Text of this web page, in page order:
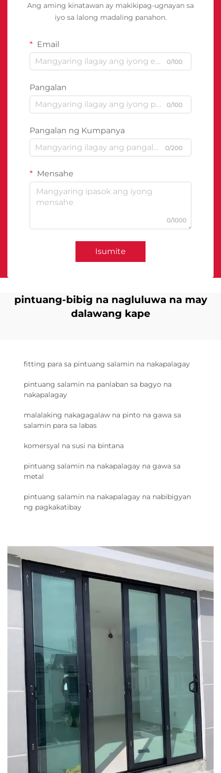
Ang aming kinatawan ay makikipag-ugnayan sa
iyo sa lalong madaling panahon.
Email
0/100
Pangalan
0/100
Pangalan ng Kumpanya
0/200
Mensahe
0/1000
Isumite
pintuang-bibig na nagluluwa na may
dalawang kape
fitting para sa pintuang salamin na nakapalagay
pintuang salamin na panlaban sa bagyo na
nakapalagay
malalaking nakagagalaw na pinto na gawa sa
salamin para sa labas
komersyal na susi na bintana
pintuang salamin na nakapalagay na gawa sa
metal
pintuang salamin na nakapalagay na nabibigyan
ng pagkakatibay